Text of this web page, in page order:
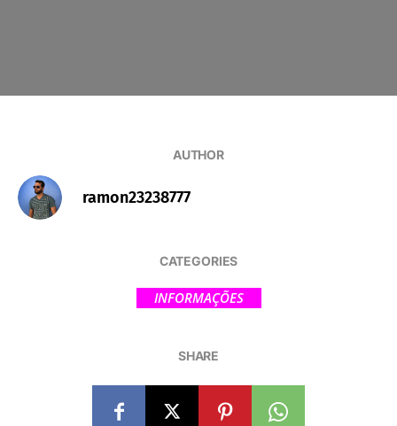
AUTHOR
ramon23238777
CATEGORIES
INFORMAÇÕES
SHARE